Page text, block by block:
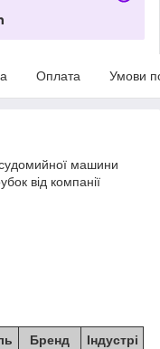
Оплата Умови
машини
від компанії
Бренд
Індустрі